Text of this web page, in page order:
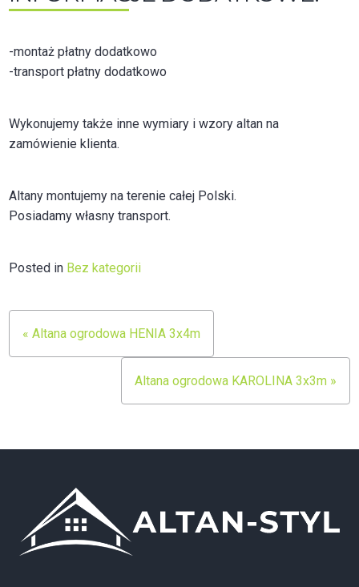
-montaż płatny dodatkowo
-transport płatny dodatkowo
Wykonujemy także inne wymiary i wzory altan na
zamówienie klienta.
Altany montujemy na terenie całej Polski.
Posiadamy własny transport.
Posted in Bez kategorii
Nawigacja
wpisu
« Altana ogrodowa HENIA 3x4m
Altana ogrodowa KAROLINA 3x3m »